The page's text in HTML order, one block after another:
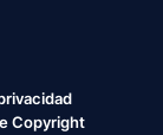
Copyright